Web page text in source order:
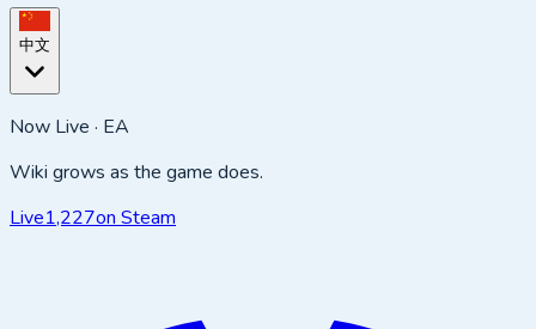
中文
Now Live · EA
Wiki grows as the game does.
Live1,227on Steam